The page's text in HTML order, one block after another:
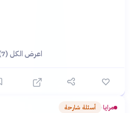
اعرض الكل (7) ←
مرايا› أسئلة شارحة